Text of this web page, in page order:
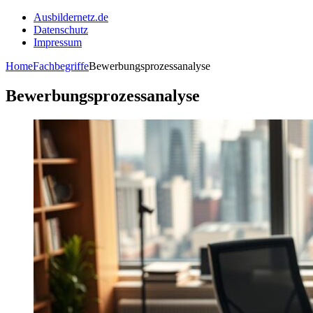
Ausbildernetz.de
Datenschutz
Impressum
HomeFachbegriffeBewerbungsprozessanalyse
Bewerbungsprozessanalyse